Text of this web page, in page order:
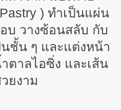
) ทำเป็นแผ่น
บ วางซ้อนสลับ กับ
ชั้น ๆ และแต่งหน้า
ตาลไอซิ่ง และเส้น
ยงาม